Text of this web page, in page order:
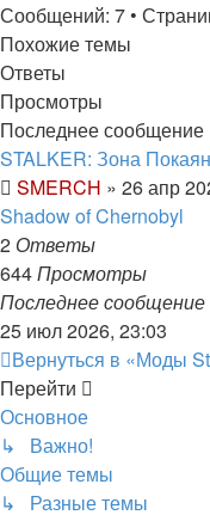
Сообщений: 7 •
Похожие темы
Ответы
Просмотры
Последнее сообщение
STALKER: Зона
SMERCH » 26 апр
Shadow of Chernobyl
2 Ответы
644Просмотры
Последнее сообщение
25 июл 2026, 23:03
Вернуться в «Моды
Перейти
Основное
↳ Важно!
Общие темы
↳ Разные темы